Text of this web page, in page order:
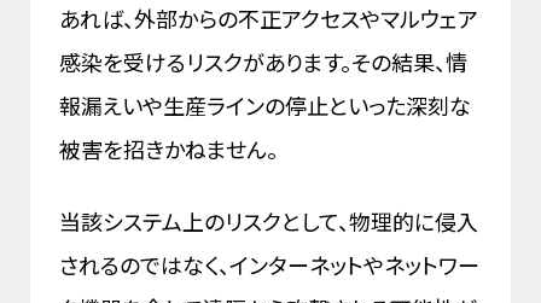
あれば、外部からの不正アクセスやマルウェア
感染を受けるリスクがあります。その結果、情
報漏えいや生産ラインの停止といった深刻な
被害を招きかねません。
当該システム上のリスクとして、物理的に侵入
されるのではなく、インターネットやネットワー